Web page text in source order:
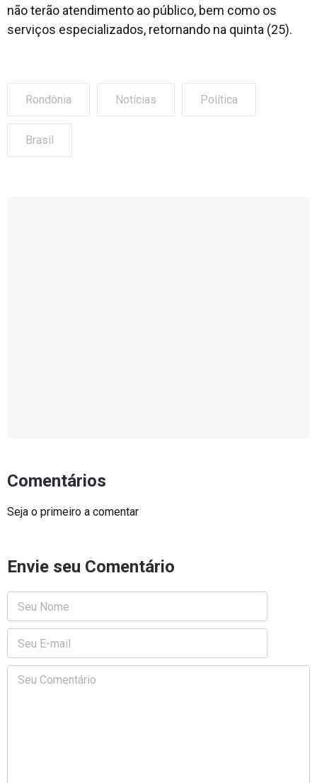
não terão atendimento ao público, bem como os
serviços especializados, retornando na quinta (25).
Rondônia Notícias Política
Brasil
Comentários
Seja o primeiro a comentar
Envie seu Comentário